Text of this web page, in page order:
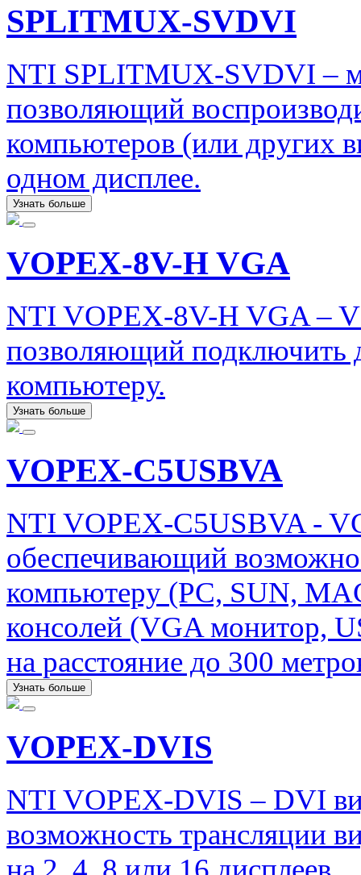
SPLITMUX-SVDVI
NTI SPLITMUX-SVDVI –
позволяющий
компьютеров (или других
одном дисплее.
Узнать больше
VOPEX-8V-H VGA
NTI VOPEX-8V-H VGA –
позволяющий подключить
компьютеру.
Узнать больше
VOPEX-C5USBVA
NTI VOPEX-C5USBVA -
обеспечивающий
компьютеру (PC, SUN,
консолей (VGA монитор,
на расстояние до 300
Узнать больше
VOPEX-DVIS
NTI VOPEX-DVIS – DVI
возможность трансляции